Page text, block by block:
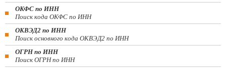
ОКФС по ИНН
Поиск кода ОКФС по ИНН
ОКВЭД2 по ИНН
Поиск основного кода ОКВЭД2 по ИНН
ОГРН по ИНН
Поиск ОГРН по ИНН